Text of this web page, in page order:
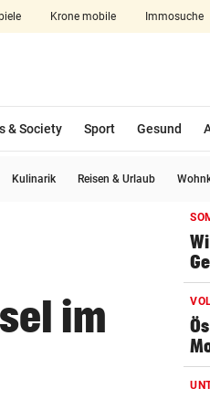
Krone mobile Immosuche
aufklappen
& Society Sport Gesund
Kulinarik Reisen & Urlaub
im